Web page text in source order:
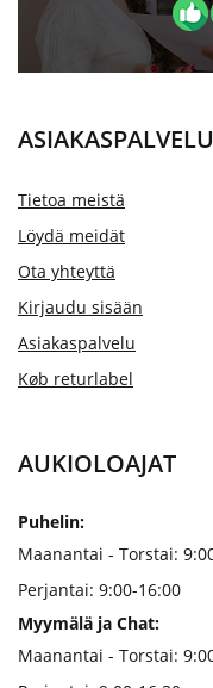
ASIAKASPALVELU
Tietoa meistä
Löydä meidät
Ota yhteyttä
Kirjaudu sisään
Asiakaspalvelu
Køb returlabel
AUKIOLOAJAT
Puhelin:
Maanantai - Torstai:
Perjantai: 9:00-16:00
Myymälä ja Chat:
Maanantai - Torstai: